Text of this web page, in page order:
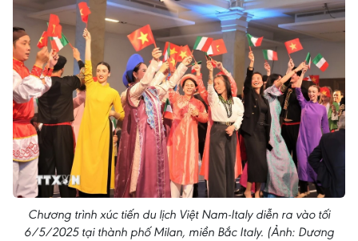
Chương trình xúc tiến du lịch Việt Nam-Italy diễn ra vào tối
6/5/2025 tại thành phố Milan, miền Bắc Italy. (Ảnh: Dương